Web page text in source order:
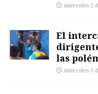
miércoles 5
El
las
miércoles 5